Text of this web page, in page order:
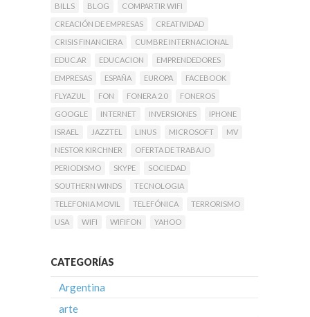
BILLS
BLOG
COMPARTIR WIFI
CREACIÓN DE EMPRESAS
CREATIVIDAD
CRISIS FINANCIERA
CUMBRE INTERNACIONAL
EDUC.AR
EDUCACION
EMPRENDEDORES
EMPRESAS
ESPAÑA EUROPA
FACEBOOK
FLYAZUL
FON FONERA 2.0
FONEROS
GOOGLE
INTERNET INVERSIONES
IPHONE
ISRAEL
JAZZTEL LINUS MICROSOFT
MV
NESTOR KIRCHNER
OFERTA DE TRABAJO
PERIODISMO
SKYPE
SOCIEDAD
SOUTHERN WINDS
TECNOLOGIA
TELEFONIA MOVIL
TELEFÓNICA
TERRORISMO
USA
WIFI WIFIFON YAHOO
CATEGORÍAS
Argentina
arte